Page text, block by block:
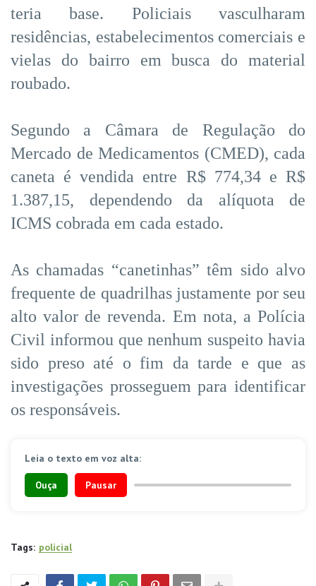
teria base. Policiais vasculharam
residências, estabelecimentos comerciais e
vielas do bairro em busca do material
roubado.
Segundo a Câmara de Regulação do
Mercado de Medicamentos (CMED), cada
caneta é vendida entre R$ 774,34 e R$
1.387,15, dependendo da alíquota de
ICMS cobrada em cada estado.
As chamadas “canetinhas” têm sido alvo
frequente de quadrilhas justamente por seu
alto valor de revenda. Em nota, a Polícia
Civil informou que nenhum suspeito havia
sido preso até o fim da tarde e que as
investigações prosseguem para identificar
os responsáveis.
Leia o texto em voz alta:
Ouça Pausar
Tags: policial